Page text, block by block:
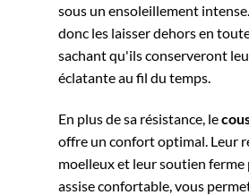
sous un ensoleillement
donc les laisser dehors en
sachant qu'ils conserveront
éclatante au fil du temps.
En plus de sa résistance, le
offre un confort optimal. Leur
moelleux et leur soutien
assise confortable, vous